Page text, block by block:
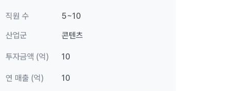
직원 수
5~10
산업군
콘텐츠
투자금액 (억) 10
연 매출 (억) 10